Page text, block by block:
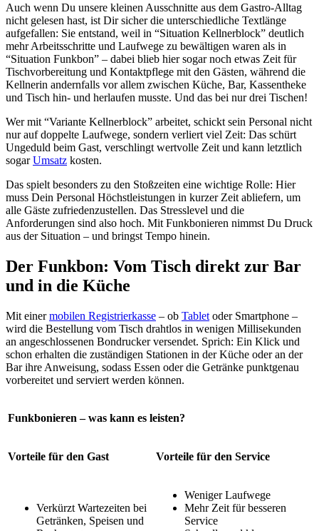
Auch wenn Du unsere kleinen Ausschnitte aus dem Gastro-Alltag
nicht gelesen hast, ist Dir sicher die unterschiedliche Textlänge
aufgefallen: Sie entstand, weil in “Situation Kellnerblock” deutlich
mehr Arbeitsschritte und Laufwege zu bewältigen waren als in
“Situation Funkbon” – dabei blieb hier sogar noch etwas Zeit für
Tischvorbereitung und Kontaktpflege mit den Gästen, während die
Kellnerin andernfalls vor allem zwischen Küche, Bar, Kassentheke
und Tisch hin- und herlaufen musste. Und das bei nur drei Tischen!
Wer mit “Variante Kellnerblock” arbeitet, schickt sein Personal nicht
nur auf doppelte Laufwege, sondern verliert viel Zeit: Das schürt
Ungeduld beim Gast, verschlingt wertvolle Zeit und kann letztlich
sogarUmsatz kosten.
Das spielt besonders zu den Stoßzeiten eine wichtige Rolle: Hier
muss Dein Personal Höchstleistungen in kurzer Zeit abliefern, um
alle Gäste zufriedenzustellen. Das Stresslevel und die
Anforderungen sind also hoch. Mit Funkbonieren nimmst Du Druck
aus der Situation – und bringst Tempo hinein.
Der Funkbon: Vom Tisch direkt zur Bar
und in die Küche
Mit einermobilen Registrierkasse – ob Tablet oder Smartphone –
wird die Bestellung vom Tisch drahtlos in wenigen Millisekunden
an angeschlossenen Bondrucker versendet. Sprich: Ein Klick und
schon erhalten die zuständigen Stationen in der Küche oder an der
Bar ihre Anweisung, sodass Essen oder die Getränke punktgenau
vorbereitet und serviert werden können.
Funkbonieren – was kann es leisten?
Vorteile für den Gast Vorteile für den Service
Verkürzt Wartezeiten bei
Getränken, Speisen und
Weniger Laufwege
Mehr Zeit für besseren
Service